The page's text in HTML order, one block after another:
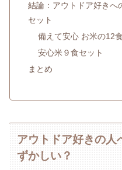
結論：アウトドア好きへ
セット
備えて安心 お米の12
安心米９食セット
まとめ
アウトドア好きの人
ずかしい？